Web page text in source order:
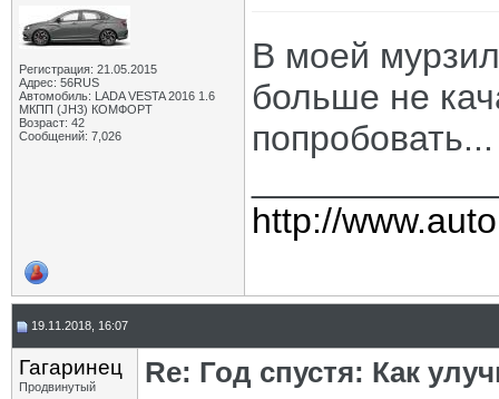
Регистрация: 21.05.2015
Адрес: 56RUS
Автомобиль: LADA VESTA 2016 1.6
МКПП (JH3) КОМФОРТ
Возраст: 42
Сообщений: 7,026
В моей
больше не
попробовать...
http://
19.11.2018, 16:07
Гагаринец
Продвинутый Re: Год спустя: Как